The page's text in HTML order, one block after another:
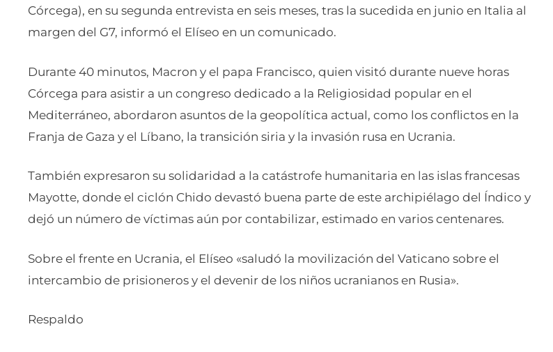
Córcega), en su segunda entrevista en seis meses, tras la sucedida en junio en Italia al
margen del G7, informó el Elíseo en un comunicado.
Durante 40 minutos, Macron y el papa Francisco, quien visitó durante nueve horas
Córcega para asistir a un congreso dedicado a la Religiosidad popular en el
Mediterráneo, abordaron asuntos de la geopolítica actual, como los conflictos en la
Franja de Gaza y el Líbano, la transición siria y la invasión rusa en Ucrania.
También expresaron su solidaridad a la catástrofe humanitaria en las islas francesas
Mayotte, donde el ciclón Chido devastó buena parte de este archipiélago del Índico y
dejó un número de víctimas aún por contabilizar, estimado en varios centenares.
Sobre el frente en Ucrania, el Elíseo «saludó la movilización del Vaticano sobre el
intercambio de prisioneros y el devenir de los niños ucranianos en Rusia».
Respaldo